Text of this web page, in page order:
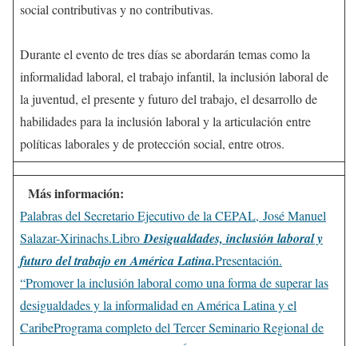
social contributivas y no contributivas.
Durante el evento de tres días se abordarán temas como la
informalidad laboral, el trabajo infantil, la inclusión laboral de
la juventud, el presente y futuro del trabajo, el desarrollo de
habilidades para la inclusión laboral y la articulación entre
políticas laborales y de protección social, entre otros.
Más información:
Palabras del Secretario Ejecutivo de la CEPAL, José Manuel
Salazar-Xirinachs.LibroDesigualdades, inclusión laboral y
futuro del trabajo en América Latina.Presentación.
“Promover la inclusión laboral como una forma de superar las
desigualdades y la informalidad en América Latina y el
CaribePrograma completo del Tercer Seminario Regional de